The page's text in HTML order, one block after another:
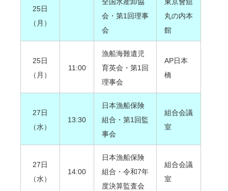
25日
（月）
全国水産卸協
会・第1回理事
会
東京會舘
丸の内本
館
25日
（月）
11:00
漁船海難遺児
育英会・第1回
理事会
AP日本
橋
27日
（水）
13:30
日本漁船保険
組合・第1回監
事会
組合会議
室
27日
（水）
14:00
日本漁船保険
組合・令和7年
度決算監査会
組合会議
室